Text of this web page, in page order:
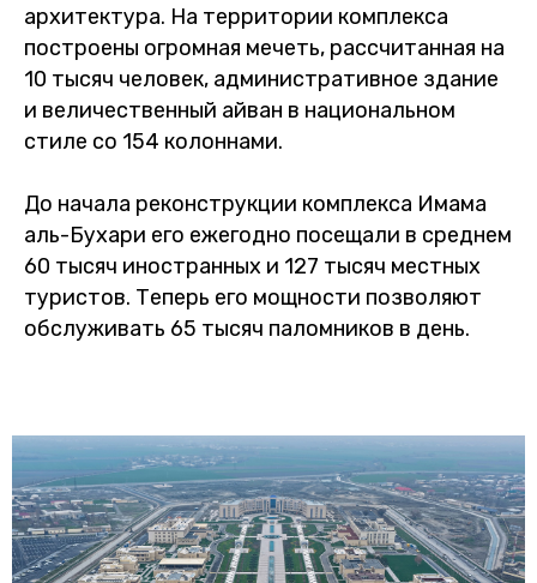
архитектура. На территории комплекса
построены огромная мечеть, рассчитанная на
10 тысяч человек, административное здание
и величественный айван в национальном
стиле со 154 колоннами.
До начала реконструкции комплекса Имама
аль-Бухари его ежегодно посещали в среднем
60 тысяч иностранных и 127 тысяч местных
туристов. Теперь его мощности позволяют
обслуживать 65 тысяч паломников в день.